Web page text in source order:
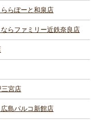
らぽーと和泉店
らファミリー近鉄奈良店
宮店
島パルコ新館店